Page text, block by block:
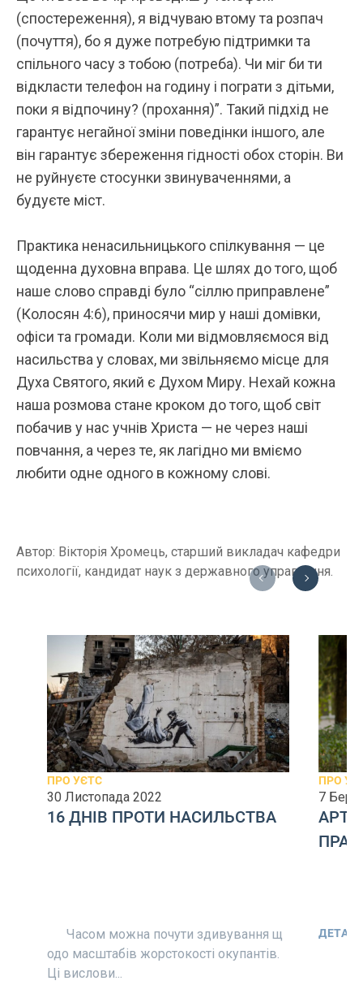
(спостереження), я відчуваю втому та розпач
(почуття), бо я дуже потребую підтримки та
спільного часу з тобою (потреба). Чи міг би ти
відкласти телефон на годину і пограти з дітьми,
поки я відпочину? (прохання)”. Такий підхід не
гарантує негайної зміни поведінки іншого, але
він гарантує збереження гідності обох сторін. Ви
не руйнуєте стосунки звинуваченнями, а
будуєте міст.
Практика ненасильницького спілкування — це
щоденна духовна вправа. Це шлях до того, щоб
наше слово справді було “сіллю приправлене”
(Колосян 4:6), приносячи мир у наші домівки,
офіси та громади. Коли ми відмовляємося від
насильства у словах, ми звільняємо місце для
Духа Святого, який є Духом Миру. Нехай кожна
наша розмова стане кроком до того, щоб світ
побачив у нас учнів Христа — не через наші
повчання, а через те, як лагідно ми вміємо
любити одне одного в кожному слові.
Автор: Вікторія Хромець, старший викладач кафедри
психології, кандидат наук з державного управління.
Previous
ПРО УЄТС
30 Листопада 2022
16 ДНІВ ПРОТИ НАСИЛЬСТВА
Часом можна почути здивування щ
одо масштабів жорстокості окупантів.
Ці вислови...
ПРО
7
Next